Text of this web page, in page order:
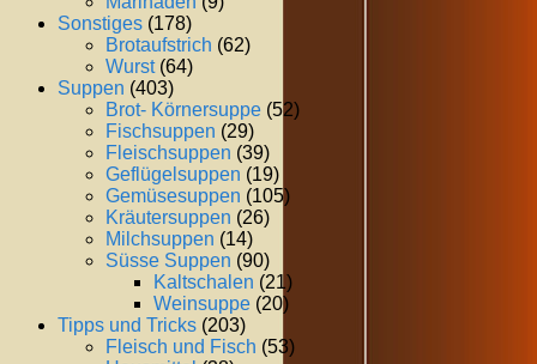
Sonstiges (178)
Brotaufstrich (62)
Wurst(64)
Suppen (403)
Brot- Körnersuppe (52)
Fischsuppen (29)
Fleischsuppen (39)
Geflügelsuppen (19)
Gemüsesuppen (105)
Kräutersuppen (26)
Milchsuppen (14)
Süsse Suppen (90)
Kaltschalen (21)
Weinsuppe (20)
Tipps und Tricks (203)
Fleisch und Fisch (53)